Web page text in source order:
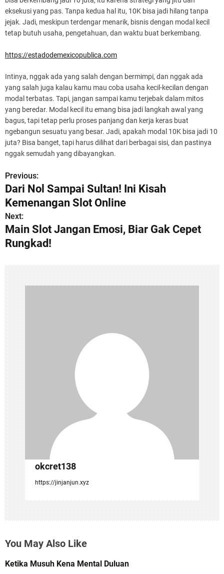
eksekusi yang pas. Tanpa kedua hal itu, 10K bisa jadi hilang tanpa
jejak. Jadi, meskipun terdengar menarik, bisnis dengan modal kecil
tetap butuh usaha, pengetahuan, dan waktu buat berkembang.
https://estadodemexicopublica.com
Intinya, nggak ada yang salah dengan bermimpi, dan nggak ada
yang salah juga kalau kamu mau coba usaha kecil-kecilan dengan
modal terbatas. Tapi, jangan sampai kamu terjebak dalam mitos
yang beredar. Modal kecil itu emang bisa jadi langkah awal yang
bagus, tapi tetap perlu proses panjang dan kerja keras buat
ngebangun sesuatu yang besar. Jadi, apakah modal 10K bisa jadi 10
juta? Bisa banget, tapi harus dilihat dari berbagai sisi, dan pastinya
nggak semudah yang dibayangkan.
P
o
s
t
a
v
i
g
a
t
i
o
n
Previous:
Dari Nol Sampai Sultan! Ini Kisah
Kemenangan Slot Online
Next:
Main Slot Jangan Emosi, Biar Gak Cepet
Rungkad!
okcret138
https://jinjanjun.xyz
You May Also Like
Ketika Musuh Kena Mental Duluan